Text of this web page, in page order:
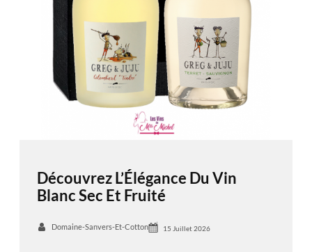
Découvrez L’Élégance Du Vin
Blanc Sec Et Fruité
Domaine-Sanvers-Et-Cotton 15 Juillet 2026